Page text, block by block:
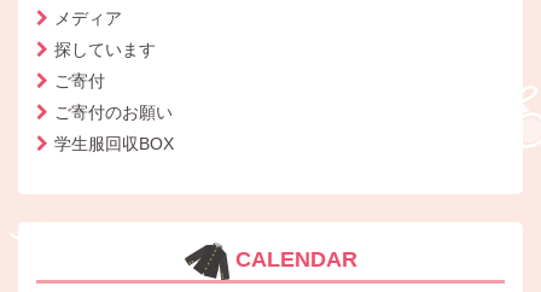
メディア
探しています
ご寄付
ご寄付のお願い
学生服回収BOX
CALENDAR